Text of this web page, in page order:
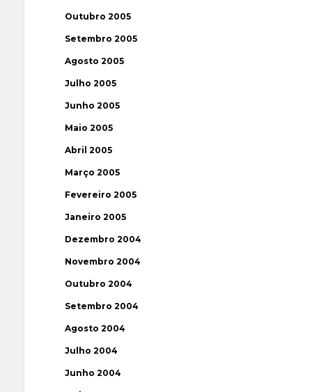
Outubro 2005
Setembro 2005
Agosto 2005
Julho 2005
Junho 2005
Maio 2005
Abril 2005
Março 2005
Fevereiro 2005
Janeiro 2005
Dezembro 2004
Novembro 2004
Outubro 2004
Setembro 2004
Agosto 2004
Julho 2004
Junho 2004